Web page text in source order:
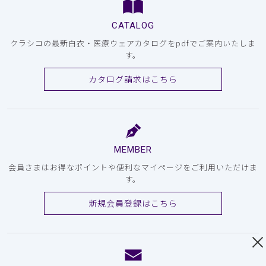
CATALOG
クラシコの最新白衣・医療ウェアカタログをpdfでご案内いたしま
す。
カタログ請求はこちら
MEMBER
会員さまはお得なポイントや便利なマイページをご利用いただけま
す。
新規会員登録はこちら